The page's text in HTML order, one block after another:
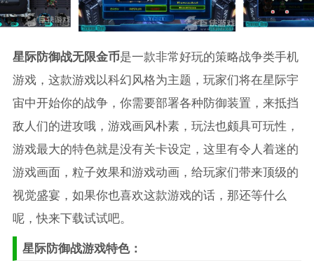
星际防御战无限金币是一款非常好玩的策略战争类手机
游戏，这款游戏以科幻风格为主题，玩家们将在星际宇
宙中开始你的战争，你需要部署各种防御装置，来抵挡
敌人们的进攻哦，游戏画风朴素，玩法也颇具可玩性，
游戏最大的特色就是没有关卡设定，这里有令人着迷的
游戏画面，粒子效果和游戏动画，给玩家们带来顶级的
视觉盛宴，如果你也喜欢这款游戏的话，那还等什么
呢，快来下载试试吧。
星际防御战游戏特色：